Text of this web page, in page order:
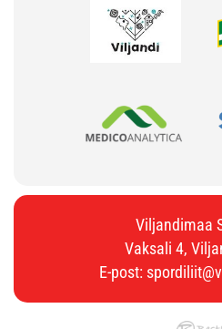
Viljandimaa
Vaksali 4,
E-post: